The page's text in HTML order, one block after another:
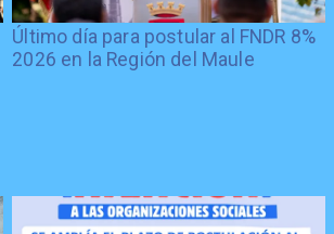
Último día para postular al FNDR 8%
2026 en la Región del Maule